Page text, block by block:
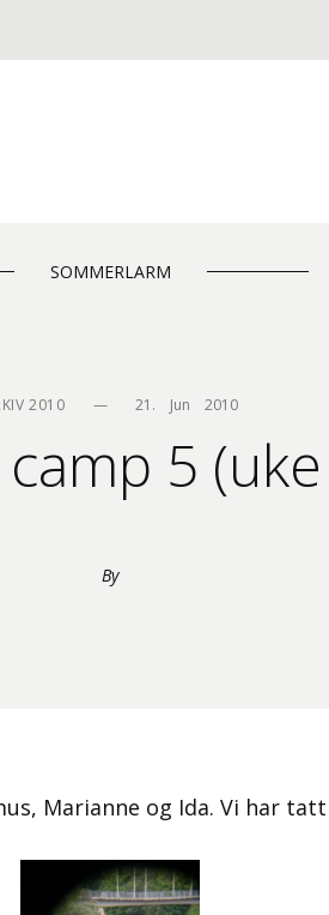
SOMMERLARM
2010 — 21.    Jun    2010
camp 5
By
Marianne og Ida. Vi har